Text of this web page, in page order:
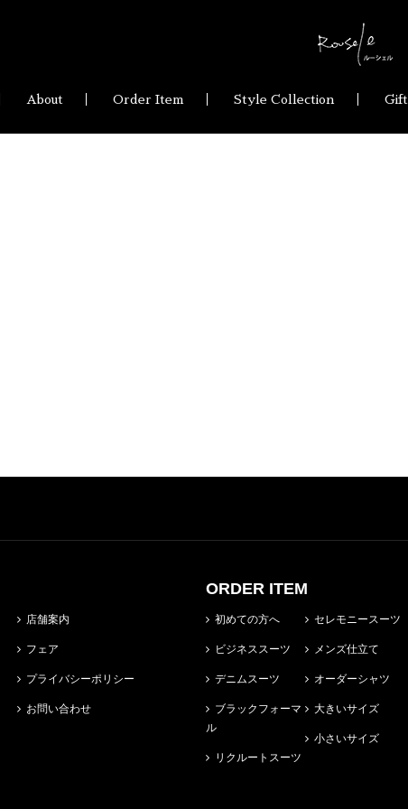
About Order Item Style Collection Gift
店舗案内
フェア
プライバシーポリシー
お問い合わせ
ORDER ITEM
初めての方へ
ビジネススーツ
デニムスーツ
ブラックフォーマ
ル
リクルートスーツ
セレモニースーツ
メンズ仕立て
オーダーシャツ
大きいサイズ
小さいサイズ